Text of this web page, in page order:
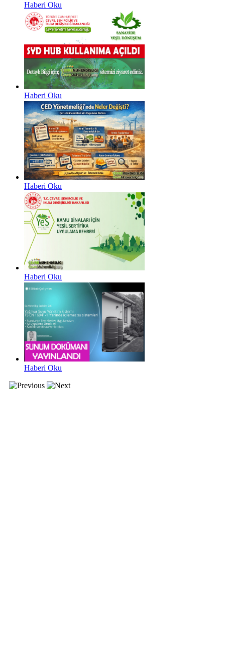
Haberi Oku
Haberi Oku
Haberi Oku
Haberi Oku
Haberi Oku